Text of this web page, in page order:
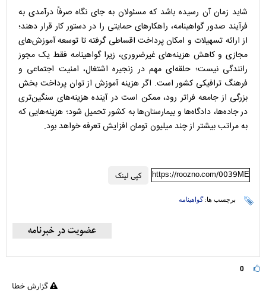
شاید زمان آن رسیده باشد که مسئولان به جای نگاه صرفاً درآمدی به
فرآیند صدور گواهینامه، راهکارهای حمایتی را در دستور کار قرار دهند؛
از ارائه تسهیلات و امکان پرداخت اقساطی گرفته تا توسعه آموزش‌های
مجازی و کاهش هزینه‌های غیرضروری، زیرا گواهینامه فقط یک مجوز
رانندگی نیست؛ حلقه‌ای مهم در زنجیره اشتغال، امنیت اجتماعی و
فرهنگ ترافیکی کشور است. اگر هزینه آموزش از توان پرداخت بخش
بزرگی از جامعه فراتر رود، ممکن است در آینده هزینه‌های سنگین‌تری
در جاده‌ها، دادگاه‌ها و بیمارستان‌ها به کشور تحمیل شود؛ هزینه‌هایی که
به مراتب بیشتر از چند میلیون تومان افزایش تعرفه خواهد بود.
کپی لینک https://roozno.com/0039ME
برچسب ها:گواهینامه
0
گزارش خطا